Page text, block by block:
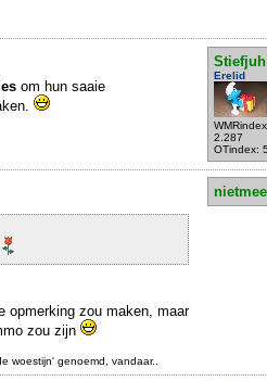
Stiefjuh
Erelid
2.287
OTindex:
om hun saaie
opmerking zou maken, maar
zou zijn
woestijn' genoemd, vandaar..